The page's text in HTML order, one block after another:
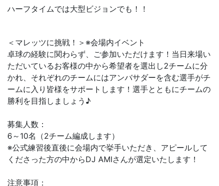
ハーフタイムでは大型ビジョンでも！！
＜マレッツに挑戦！＞※会場内イベント
卓球の経験に関わらず、ご参加いただけます！当日来場い
ただいているお客様の中から希望者を選出し2チームに分
かれ、それぞれのチームにはアンバサダーを含む選手がチ
ームに入り皆様をサポートします！選手とともにチームの
勝利を目指しましょう♪
募集人数：
6～10名（2チーム編成します）
※公式練習後直後に会場内で挙手いただき、アピールして
くださった方の中からDJ AMIさんが選定いたします！
注意事項：